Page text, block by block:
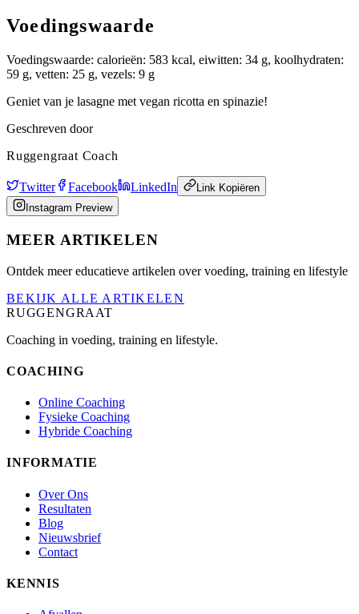
Voedingswaarde
Voedingswaarde: calorieën: 583 kcal, eiwitten: 34 g, koolhydraten:
59 g, vetten: 25 g, vezels: 9 g
Geniet van je lasagne met vegan ricotta en spinazie!
Geschreven door
Ruggengraat Coach
Twitter Facebook LinkedIn
Link Kopiëren
Instagram Preview
MEER ARTIKELEN
Ontdek meer educatieve artikelen over voeding, training en lifestyle
BEKIJK ALLE ARTIKELEN
RUGGENGRAAT
Coaching in voeding, training en lifestyle.
COACHING
Online Coaching
Fysieke Coaching
Hybride Coaching
INFORMATIE
Over Ons
Resultaten
Blog
Nieuwsbrief
Contact
KENNIS